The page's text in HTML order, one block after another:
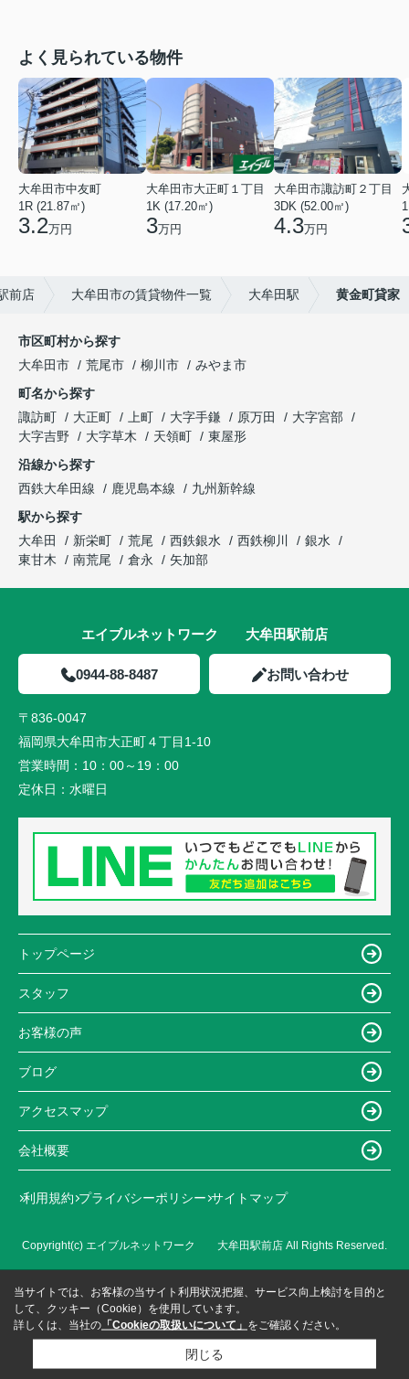
よく見られている物件
大牟田市中友町
1R (21.87㎡)
3.2万円
大牟田市大正町１丁目
1K (17.20㎡)
3万円
大牟田市諏訪町２丁目
3DK (52.00㎡)
4.3万円
前店 大牟田市の賃貸物件一覧 大牟田駅 黄金町貸家
市区町村から探す
大牟田市
荒尾市 柳川市
みやま市
町名から探す
諏訪町
大正町 上町 大字手鎌 原万田
大字宮部
大字吉野
大字草木 天領町
東屋形
沿線から探す
西鉄大牟田線
鹿児島本線
九州新幹線
駅から探す
大牟田
新栄町 荒尾 西鉄銀水 西鉄柳川
銀水
東甘木
南荒尾 倉永 矢加部
エイブルネットワーク 大牟田駅前店
0944-88-8487 お問い合わせ
〒836-0047
福岡県大牟田市大正町４丁目1-10
営業時間： 10：00～19：00
定休日： 水曜日
トップページ
スタッフ
お客様の声
ブログ
アクセスマップ
会社概要
利用規約 プライバシーポリシー サイトマップ
Copyright(c) エイブルネットワーク 大牟田駅前店 All Rights Reserved.
当サイトでは、お客様の当サイト利用状況把握、サービス向上検討を目的と
して、クッキー（Cookie）を使用しています。
詳しくは、当社の 「Cookieの取扱いについて」 をご確認ください。
閉じる